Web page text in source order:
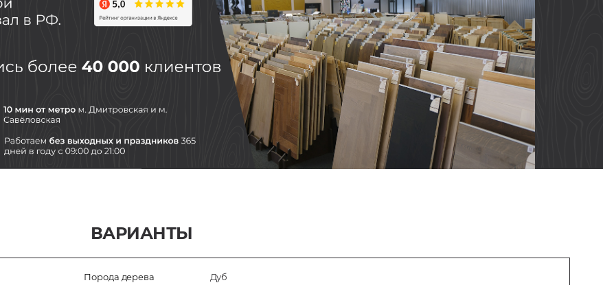
ВАРИАНТЫ
Порода дерева
Дуб